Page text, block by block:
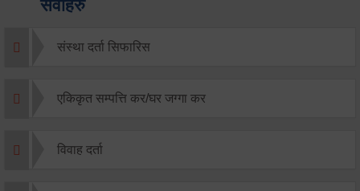
सेवाहरु
संस्था दर्ता सिफारिस
एकिकृत सम्पत्ति कर/घर जग्गा कर
विवाह दर्ता